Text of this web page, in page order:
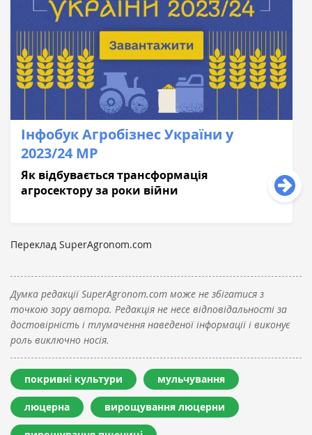
Інфобук Агробізнес України у
2023/24 МР
Як відбувається трансформація
агросектору за роки війни
Переклад SuperAgronom.com
Думка редакції SuperAgronom.com може не збігатися з
точкою зору автора. Редакція не несе відповідальності за
достовірність і тлумачення наведеної інформації і виконує
роль виключно носія.
покривні культури мульчування
люцерна вирощування люцерни